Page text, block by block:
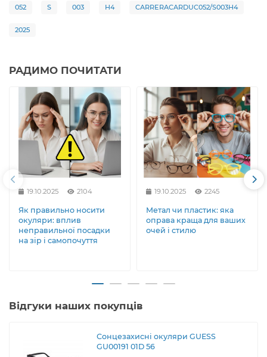
052 S 003 H4 CARRERACARDUC052/S003H4
2025
РАДИМО ПОЧИТАТИ
19.10.2025 2104
Як правильно носити
окуляри: вплив
неправильної посадки
на зір і самопочуття
19.10.2025 2245
Метал чи пластик: яка
оправа краща для ваших
очей і стилю
Відгуки наших покупців
Сонцезахисні окуляри GUESS
GU00191 01D 56